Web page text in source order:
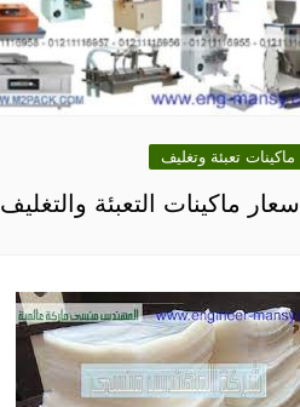
ماكينات تعبئة وتغليف
اسعار ماكينات التعبئة والتغليف